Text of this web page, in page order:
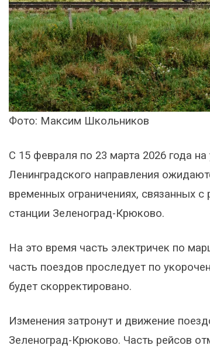
Фото: Максим Школьников
С 15 февраля по 23 марта 2026 года
Ленинградского направления
временных ограничениях, связанных
станции Зеленоград-Крюково.
На это время часть электричек по
часть поездов проследует по
будет скорректировано.
Изменения затронут и движение
Зеленоград-Крюково. Часть рейсов